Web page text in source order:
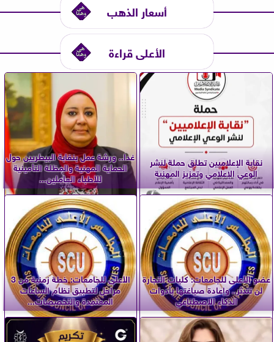
أسعار الذهب
الأعلى قراءة
نقابة الإعلاميين تطلق حملة لنشر
الوعي الإعلامي وتعزيز المهنية
غدا.. ورشة عمل بنقابة البيطريين حول
الحماية المهنية والمظلة التأمينية
للأطباء العاملين...
عضو الأعلى للجامعات: كليات التجارة
لن تندثر.. وإعادة صياغتها بأدوات
الذكاء الاصطناعي
الأعلى للجامعات: خطة زمنية من 3
مراحل لتطبيق نظام الساعات
المعتمدة والتخصصات...